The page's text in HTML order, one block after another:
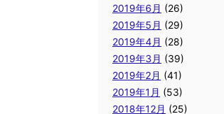
2019年6月 (26)
2019年5月 (29)
2019年4月 (28)
2019年3月 (39)
2019年2月 (41)
2019年1月 (53)
2018年12月 (25)